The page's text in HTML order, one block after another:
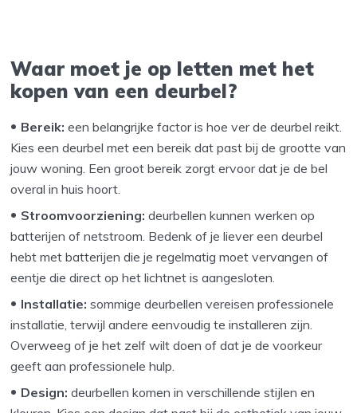
Waar moet je op letten met het
kopen van een deurbel?
Bereik: een belangrijke factor is hoe ver de deurbel reikt.
Kies een deurbel met een bereik dat past bij de grootte van
jouw woning. Een groot bereik zorgt ervoor dat je de bel
overal in huis hoort.
Stroomvoorziening: deurbellen kunnen werken op
batterijen of netstroom. Bedenk of je liever een deurbel
hebt met batterijen die je regelmatig moet vervangen of
eentje die direct op het lichtnet is aangesloten.
Installatie: sommige deurbellen vereisen professionele
installatie, terwijl andere eenvoudig te installeren zijn.
Overweeg of je het zelf wilt doen of dat je de voorkeur
geeft aan professionele hulp.
Design: deurbellen komen in verschillende stijlen en